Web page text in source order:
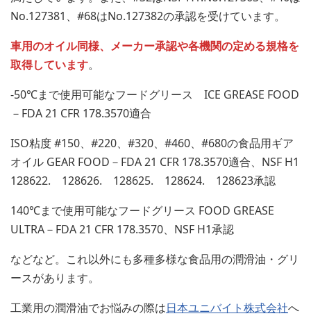
No.127381、#68はNo.127382の承認を受けています。
車用のオイル同様、メーカー承認や各機関の定める規格を
取得しています。
-50℃まで使用可能なフードグリース ICE GREASE FOOD
－FDA 21 CFR 178.3570適合
ISO粘度 #150、#220、#320、#460、#680の食品用ギア
オイル GEAR FOOD－FDA 21 CFR 178.3570適合、NSF H1
128622. 128626. 128625. 128624. 128623承認
140℃まで使用可能なフードグリース FOOD GREASE
ULTRA－FDA 21 CFR 178.3570、NSF H1承認
などなど。これ以外にも多種多様な食品用の潤滑油・グリ
ースがあります。
工業用の潤滑油でお悩みの際は日本ユニバイト株式会社へ